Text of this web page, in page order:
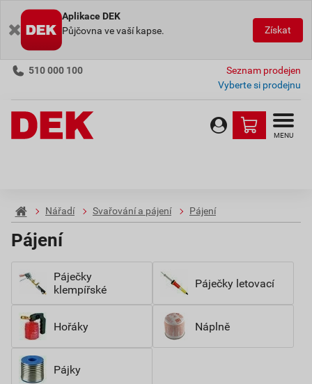
Aplikace DEK
Půjčovna ve vaší kapse.
Získat
510 000 100
Seznam prodejen
Vyberte si prodejnu
MENU
Nářadí Svařování a pájení Pájení
Pájení
Páječky
klempířské
Páječky letovací
Hořáky Náplně
Pájky